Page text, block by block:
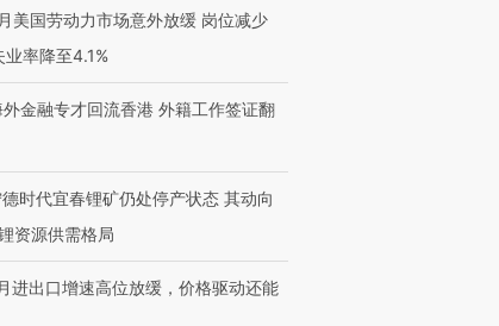
美国劳动力市场意外放缓 岗位减少
率降至4.1%
外金融专才回流香港 外籍工作签证翻
时代宜春锂矿仍处停产状态 其动向
资源供需格局
进出口增速高位放缓，价格驱动还能